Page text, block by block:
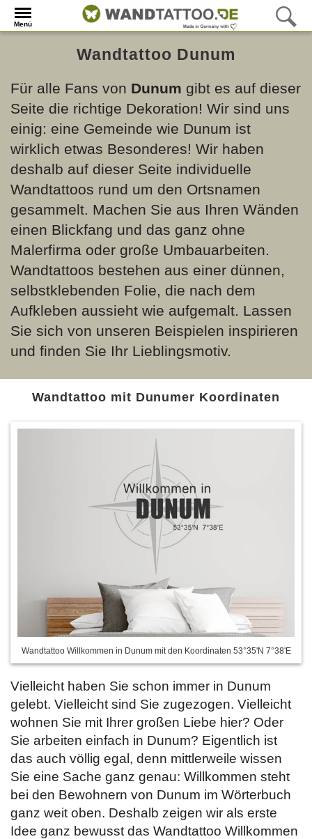
Menü
Wandtattoo Dunum
Für alle Fans von Dunum gibt es auf dieser
Seite die richtige Dekoration! Wir sind uns
einig: eine Gemeinde wie Dunum ist
wirklich etwas Besonderes! Wir haben
deshalb auf dieser Seite individuelle
Wandtattoos rund um den Ortsnamen
gesammelt. Machen Sie aus Ihren Wänden
einen Blickfang und das ganz ohne
Malerfirma oder große Umbauarbeiten.
Wandtattoos bestehen aus einer dünnen,
selbstklebenden Folie, die nach dem
Aufkleben aussieht wie aufgemalt. Lassen
Sie sich von unseren Beispielen inspirieren
und finden Sie Ihr Lieblingsmotiv.
Wandtattoo mit Dunumer Koordinaten
Wandtattoo Willkommen in Dunum mit den Koordinaten 53°35'N 7°38'E
Vielleicht haben Sie schon immer in Dunum
gelebt. Vielleicht sind Sie zugezogen. Vielleicht
wohnen Sie mit Ihrer großen Liebe hier? Oder
Sie arbeiten einfach in Dunum? Eigentlich ist
das auch völlig egal, denn mittlerweile wissen
Sie eine Sache ganz genau: Willkommen steht
bei den Bewohnern von Dunum im Wörterbuch
ganz weit oben. Deshalb zeigen wir als erste
Idee ganz bewusst das Wandtattoo Willkommen